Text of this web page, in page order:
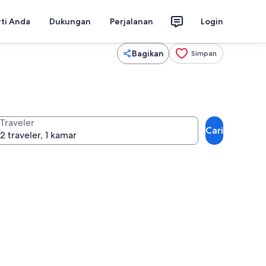
Anda Dukungan Perjalanan Login
Bagikan Simpan
Traveler
Cari